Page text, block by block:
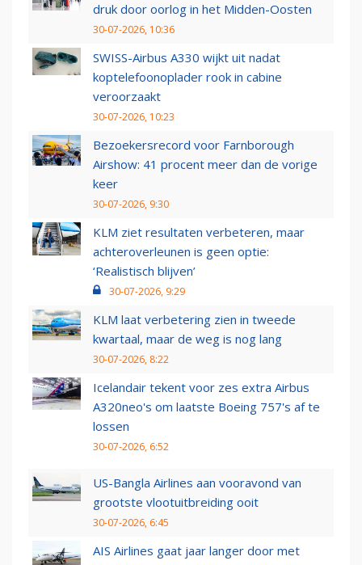
druk door oorlog in het Midden-Oosten
30-07-2026, 10:36
SWISS-Airbus A330 wijkt uit nadat
koptelefoonoplader rook in cabine
veroorzaakt
30-07-2026, 10:23
Bezoekersrecord voor Farnborough
Airshow: 41 procent meer dan de vorige
keer
30-07-2026, 9:30
KLM ziet resultaten verbeteren, maar
achteroverleunen is geen optie:
‘Realistisch blijven’
30-07-2026, 9:29
KLM laat verbetering zien in tweede
kwartaal, maar de weg is nog lang
30-07-2026, 8:22
Icelandair tekent voor zes extra Airbus
A320neo's om laatste Boeing 757's af te
lossen
30-07-2026, 6:52
US-Bangla Airlines aan vooravond van
grootste vlootuitbreiding ooit
30-07-2026, 6:45
AIS Airlines gaat jaar langer door met